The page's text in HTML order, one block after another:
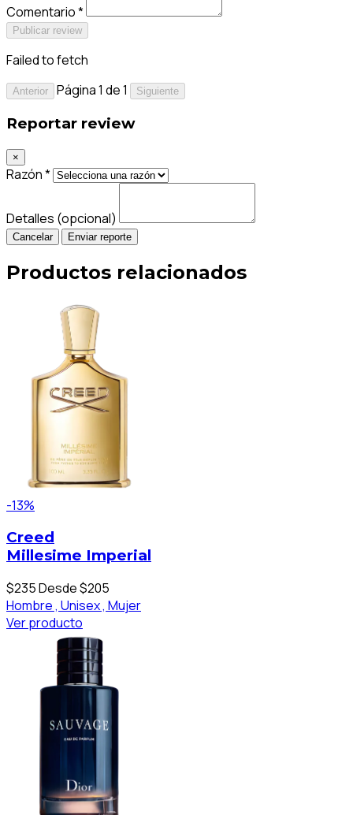
Comentario *
Publicar review
Failed to fetch
Anterior Página 1 de 1 Siguiente
Reportar review
×
Razón *
Detalles (opcional)
Cancelar Enviar reporte
Productos relacionados
-13%
Creed
Millesime Imperial
$235Desde $205
Hombre , Unisex , Mujer
Ver producto